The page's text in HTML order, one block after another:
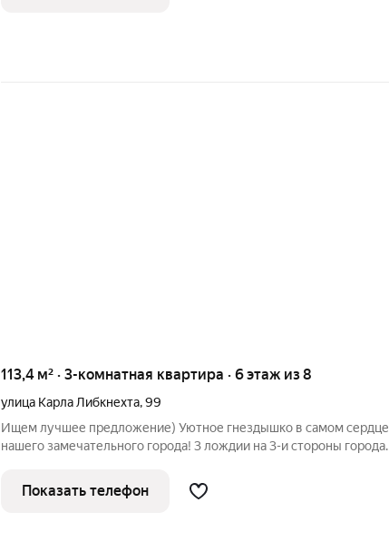
113,4 м² · 3-комнатная квартира · 6 этаж из 8
улица Карла Либкнехта,99
Ищем лучшее предложение) Уютное гнездышко в самом сердце
нашего замечательного города! 3 лождии на 3-и стороны города
открываете окно, а перед вами вся городская панорама, да еще и с
трех
Показать телефон